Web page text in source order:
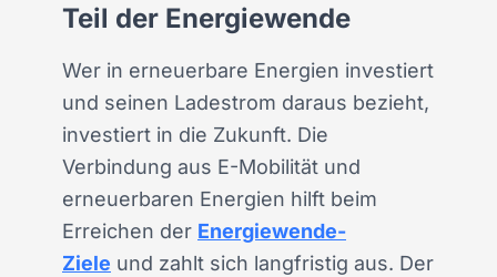
Teil der Energiewende
Wer in erneuerbare Energien investiert
und seinen Ladestrom daraus bezieht,
investiert in die Zukunft. Die
Verbindung aus E-Mobilität und
erneuerbaren Energien hilft beim
Erreichen der Energiewende-
Ziele und zahlt sich langfristig aus. Der